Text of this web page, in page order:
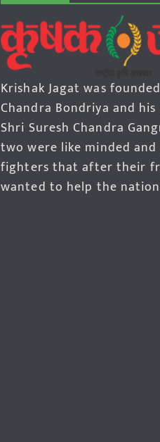
Krishak Jagat was
Chandra Bondriya and
Shri Suresh Chandra
two were like minded
fighters that after their
wanted to help the